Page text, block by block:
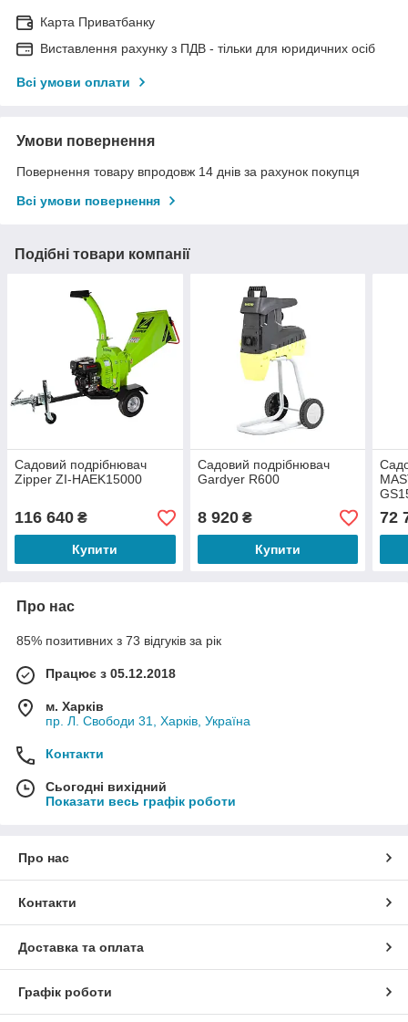
Карта Приватбанку
Виставлення рахунку з ПДВ - тільки для юридичних осіб
Всі умови оплати
Умови повернення
Повернення товару впродовж 14 днів за рахунок покупця
Всі умови повернення
Подібні товари компанії
Садовий подрібнювач
Zipper ZI-HAEK15000
116 640 ₴
Купити
Садовий подрібнювач
Gardyer R600
8 920₴
Купити
72
Про нас
85% позитивних з 73 відгуків за рік
Працює з 05.12.2018
м. Харків
пр. Л. Свободи 31, Харків, Україна
Контакти
Сьогодні вихідний
Показати весь графік роботи
Про нас
Контакти
Доставка та оплата
Графік роботи